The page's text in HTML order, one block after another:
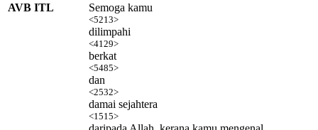
AVB ITL
Semoga kamu
<5213>
dilimpahi
<4129>
berkat
<5485>
dan
<2532>
damai sejahtera
<1515>